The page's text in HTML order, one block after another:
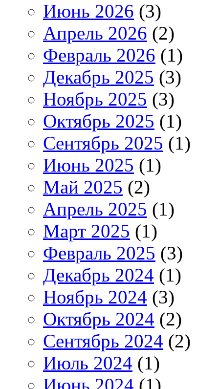
Июнь 2026 (3)
Апрель 2026 (2)
Февраль 2026 (1)
Декабрь 2025 (3)
Ноябрь 2025 (3)
Октябрь 2025 (1)
Сентябрь 2025 (1)
Июнь 2025 (1)
Май 2025 (2)
Апрель 2025 (1)
Март 2025 (1)
Февраль 2025 (3)
Декабрь 2024 (1)
Ноябрь 2024 (3)
Октябрь 2024 (2)
Сентябрь 2024 (2)
Июль 2024 (1)